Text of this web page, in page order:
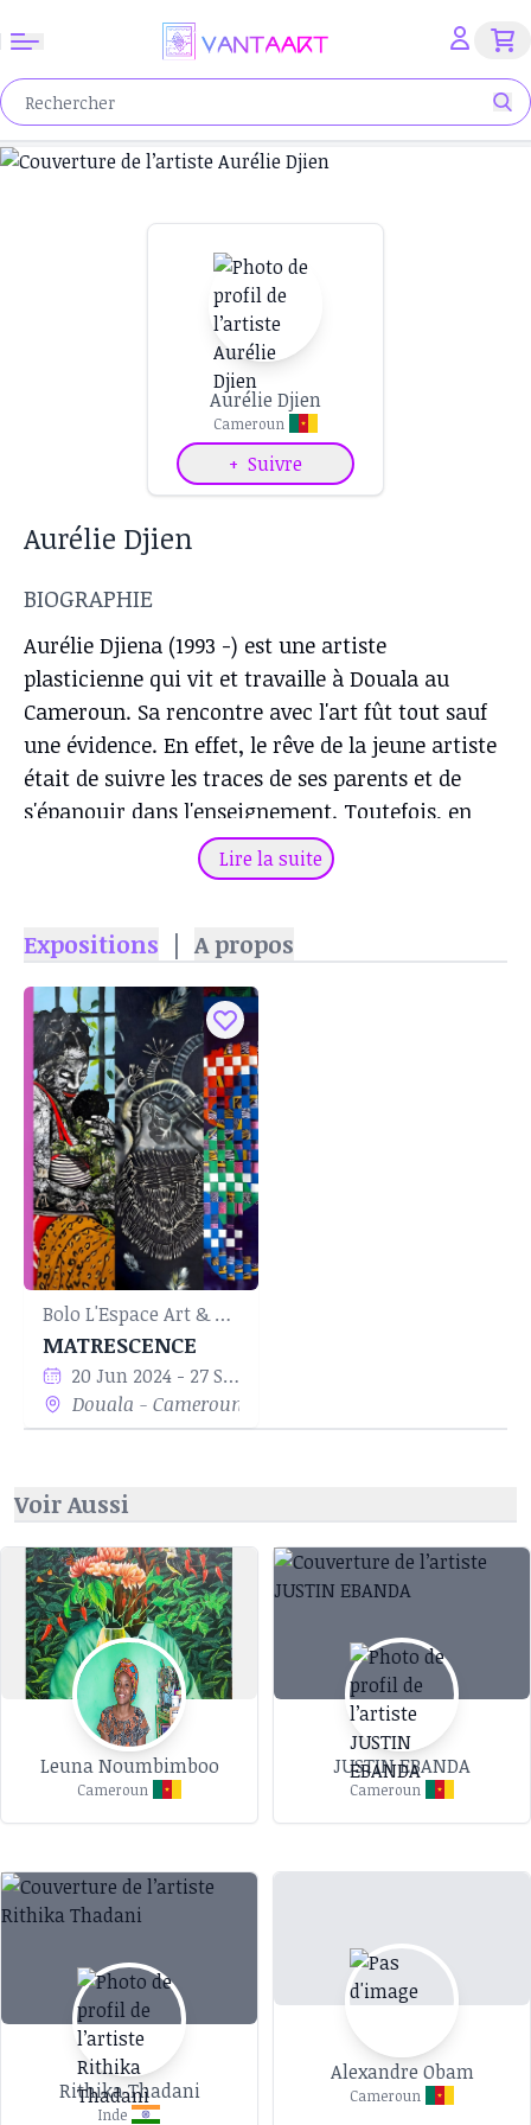
Aurélie Djien
Cameroun
+ Suivre
Aurélie Djien
BIOGRAPHIE
Aurélie Djiena (1993 -) est une artiste
plasticienne qui vit et travaille à Douala au
Cameroun. Sa rencontre avec l'art fût tout sauf
une évidence. En effet, le rêve de la jeune artiste
était de suivre les traces de ses parents et de
s'épanouir dans l'enseignement. Toutefois, en
2012, c'est à l'institut des beaux-arts de
l'Université de Douala à Nkongsamba qu'elle est
encouragements de Jean-Jacques Kanté, Hervé
troisième année et décide malgré un
enseignement centré autour du réalisme de se
tourner vers un sujet qui lui tient à cœur, la
rencontre de l'artisanat et de l'art contemporain.
Sa recherche se précise en master alors qu'elle
aspire à donner une image nouvelle à la pratique
artisanale. Son propos se tourne alors vers la
revalorisation de cette pratique omniprésente
chez ses ancêtres. Le tissage et la vannerie
deviennent les outils premiers de son langage
artistique.
Lire la suite
Expositions | A propos
Bolo L'Espace Art & Culture
MATRESCENCE
20 Jun 2024 - 27 Sep 2024
Douala - Cameroun
Voir Aussi
Leuna Noumbimboo
Cameroun
JUSTIN EBANDA
Cameroun
Rithika Thadani
Inde
Alexandre Obam
Cameroun